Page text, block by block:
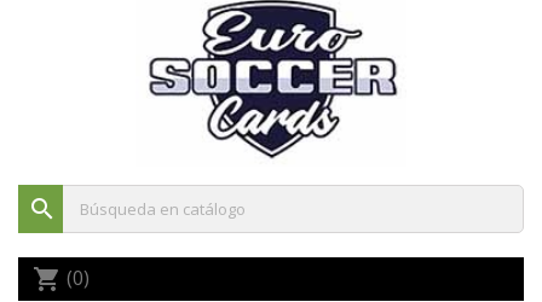
search
shopping_cart (0)